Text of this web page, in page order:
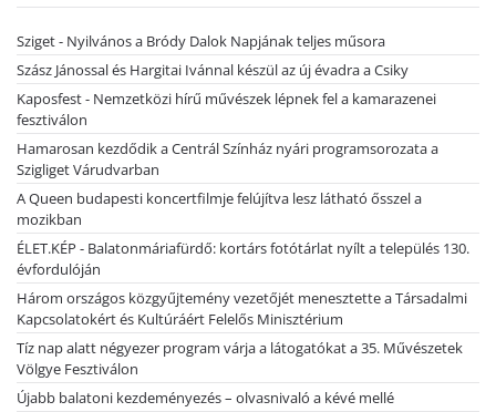
Sziget - Nyilvános a Bródy Dalok Napjának teljes műsora
Szász Jánossal és Hargitai Ivánnal készül az új évadra a Csiky
Kaposfest - Nemzetközi hírű művészek lépnek fel a kamarazenei
fesztiválon
Hamarosan kezdődik a Centrál Színház nyári programsorozata a
Szigliget Várudvarban
A Queen budapesti koncertfilmje felújítva lesz látható ősszel a
mozikban
ÉLET.KÉP - Balatonmáriafürdő: kortárs fotótárlat nyílt a település 130.
évfordulóján
Három országos közgyűjtemény vezetőjét menesztette a Társadalmi
Kapcsolatokért és Kultúráért Felelős Minisztérium
Tíz nap alatt négyezer program várja a látogatókat a 35. Művészetek
Völgye Fesztiválon
Újabb balatoni kezdeményezés – olvasnivaló a kévé mellé